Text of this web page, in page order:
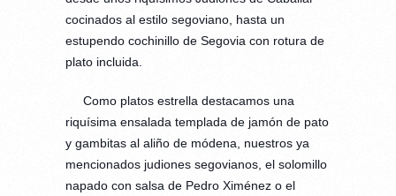
cocinados al estilo segoviano, hasta un
estupendo cochinillo de Segovia con rotura de
plato incluida.
Como platos estrella destacamos una
riquísima ensalada templada de jamón de pato
y gambitas al aliño de módena, nuestros ya
mencionados judiones segovianos, el solomillo
napado con salsa de Pedro Ximénez o el